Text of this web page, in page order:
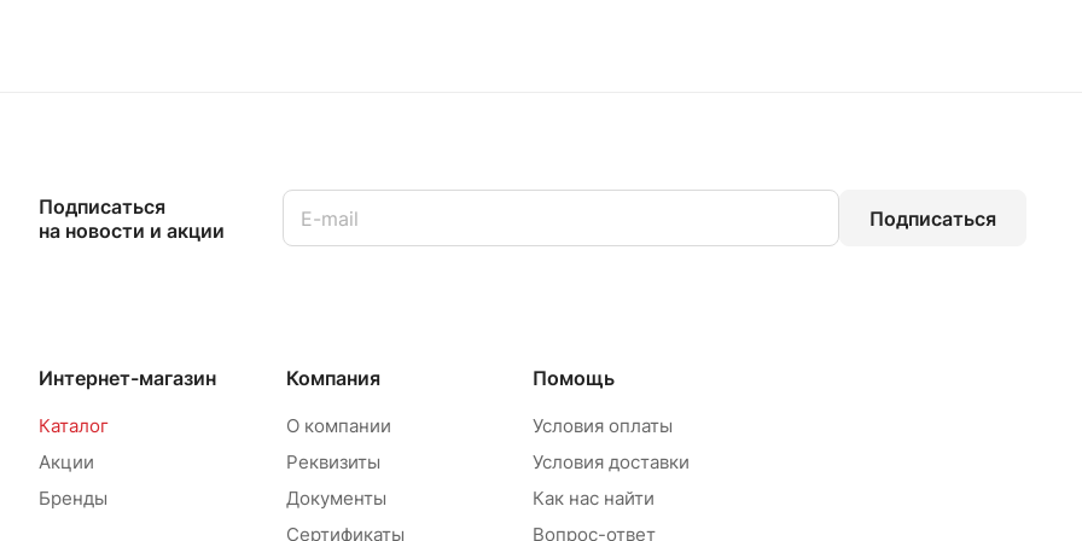
Подписаться
на новости и акции
Подписаться
Интернет-магазин
Каталог
Акции
Бренды
Компания
О компании
Реквизиты
Документы
Сертификаты
Помощь
Условия оплаты
Условия доставки
Как нас найти
Вопрос-ответ